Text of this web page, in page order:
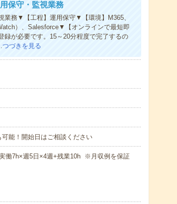
保守・監視業務
業務▼【工程】運用保守▼【環境】M365、
）、Salesforce▼【オンラインで最短即
録が必要です。15～20分程度で完了するの
つづきを見る
能！開始日はご相談ください
働7h×週5日×4週+残業10h ※月収例を保証